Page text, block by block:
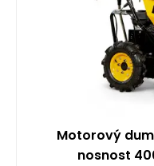
Motorový
nosnost